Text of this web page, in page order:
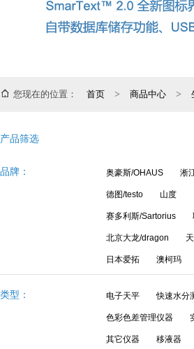
您现在的位置： 首页 > 商品中心 >
产品筛选
品牌： 奥豪斯/OHAUS 淅
德图/testo 山度
赛多利斯/Sartorius
北京大龙/dragon
日本爱拓 澳柯玛
类型： 电子天平 快速水分
色彩色差管理仪器
其它仪器 移液器